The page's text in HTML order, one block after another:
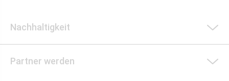
Nachhaltigkeit
Partner werden